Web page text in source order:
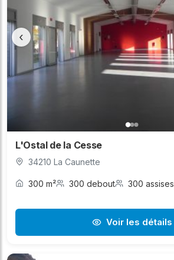
‹
L'Ostal de la Cesse
34210 La Caunette
300 m² 300 debout 300 assises
Voir les détails